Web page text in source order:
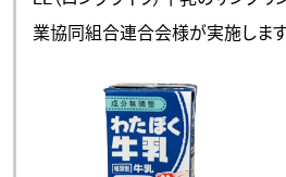
業協同組合連合会様が実施します